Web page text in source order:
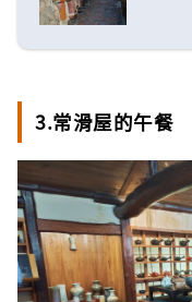
3.常滑屋的午餐